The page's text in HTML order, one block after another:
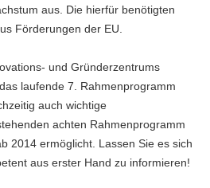
aus. Die hierfür benötigten
Förderungen der EU.
und Gründerzentrums
laufende 7. Rahmenprogramm
auch wichtige
achten Rahmenprogramm
2014 ermöglicht. Lassen Sie es sich
aus erster Hand zu informieren!